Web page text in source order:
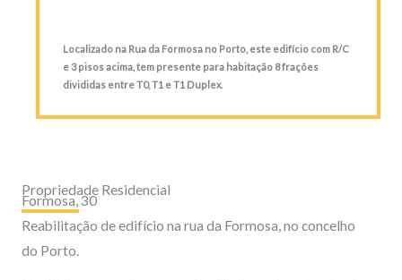
Localizado na Rua da Formosa no Porto, este edifício com R/C
e 3 pisos acima, tem presente para habitação 8 frações
divididas entre T0, T1 e T1 Duplex.
Propriedade Residencial
Formosa, 30
Reabilitação de edifício na rua da Formosa, no concelho
do Porto.